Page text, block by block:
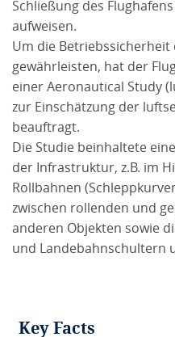
Schließung des
aufweisen.
Um die Betriebssicherheit
gewährleisten, hat der
einer Aeronautical Study
zur Einschätzung der
beauftragt.
Die Studie beinhaltete
der Infrastruktur, z.B. im
Rollbahnen
zwischen rollenden und
anderen Objekten sowie
und Landebahnschultern
Key Facts